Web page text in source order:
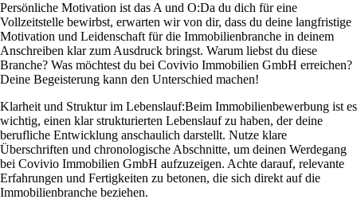
Persönliche Motivation ist das A und O:Da du dich für eine
Vollzeitstelle bewirbst, erwarten wir von dir, dass du deine langfristige
Motivation und Leidenschaft für die Immobilienbranche in deinem
Anschreiben klar zum Ausdruck bringst. Warum liebst du diese
Branche? Was möchtest du bei Covivio Immobilien GmbH erreichen?
Deine Begeisterung kann den Unterschied machen!
Klarheit und Struktur im Lebenslauf:Beim Immobilienbewerbung ist es
wichtig, einen klar strukturierten Lebenslauf zu haben, der deine
berufliche Entwicklung anschaulich darstellt. Nutze klare
Überschriften und chronologische Abschnitte, um deinen Werdegang
bei Covivio Immobilien GmbH aufzuzeigen. Achte darauf, relevante
Erfahrungen und Fertigkeiten zu betonen, die sich direkt auf die
Immobilienbranche beziehen.